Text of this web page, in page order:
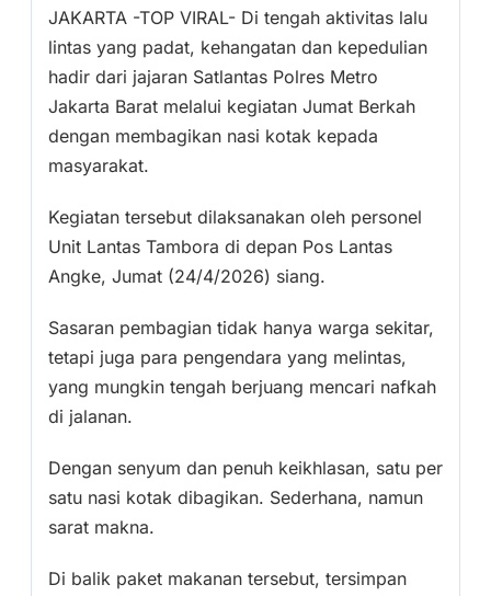
JAKARTA -TOP VIRAL- Di tengah aktivitas lalu
lintas yang padat, kehangatan dan kepedulian
hadir dari jajaran Satlantas Polres Metro
Jakarta Barat melalui kegiatan Jumat Berkah
dengan membagikan nasi kotak kepada
masyarakat.
Kegiatan tersebut dilaksanakan oleh personel
Unit Lantas Tambora di depan Pos Lantas
Angke, Jumat (24/4/2026) siang.
Sasaran pembagian tidak hanya warga sekitar,
tetapi juga para pengendara yang melintas,
yang mungkin tengah berjuang mencari nafkah
di jalanan.
Dengan senyum dan penuh keikhlasan, satu per
satu nasi kotak dibagikan. Sederhana, namun
sarat makna.
Di balik paket makanan tersebut, tersimpan